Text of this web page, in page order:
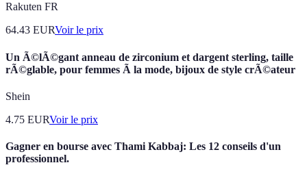
Rakuten FR
64.43 EURVoir le prix
Un Ã©lÃ©gant anneau de zirconium et dargent sterling, taille
rÃ©glable, pour femmes Ã la mode, bijoux de style crÃ©ateur
Shein
4.75 EURVoir le prix
Gagner en bourse avec Thami Kabbaj: Les 12 conseils d'un
professionnel.